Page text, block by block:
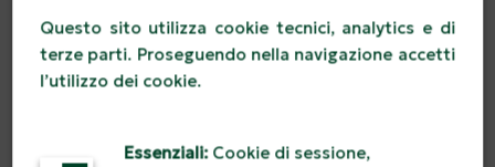
Questo sito utilizza cookie tecnici, analytics e di
terze parti. Proseguendo nella navigazione accetti
l’utilizzo dei cookie.
Essenziali:Cookie di sessione,